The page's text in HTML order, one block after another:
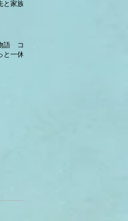
と家族
語 コ
と一休